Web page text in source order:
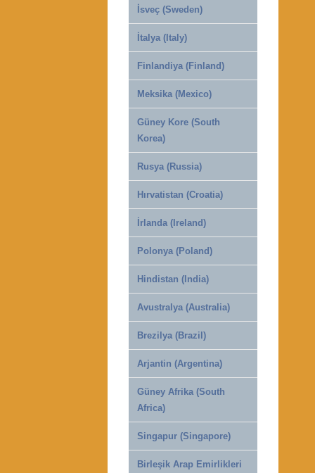
İsveç (Sweden)
İtalya (Italy)
Finlandiya (Finland)
Meksika (Mexico)
Güney Kore (South
Korea)
Rusya (Russia)
Hırvatistan (Croatia)
İrlanda (Ireland)
Polonya (Poland)
Hindistan (India)
Avustralya (Australia)
Brezilya (Brazil)
Arjantin (Argentina)
Güney Afrika (South
Africa)
Singapur (Singapore)
Birleşik Arap Emirlikleri